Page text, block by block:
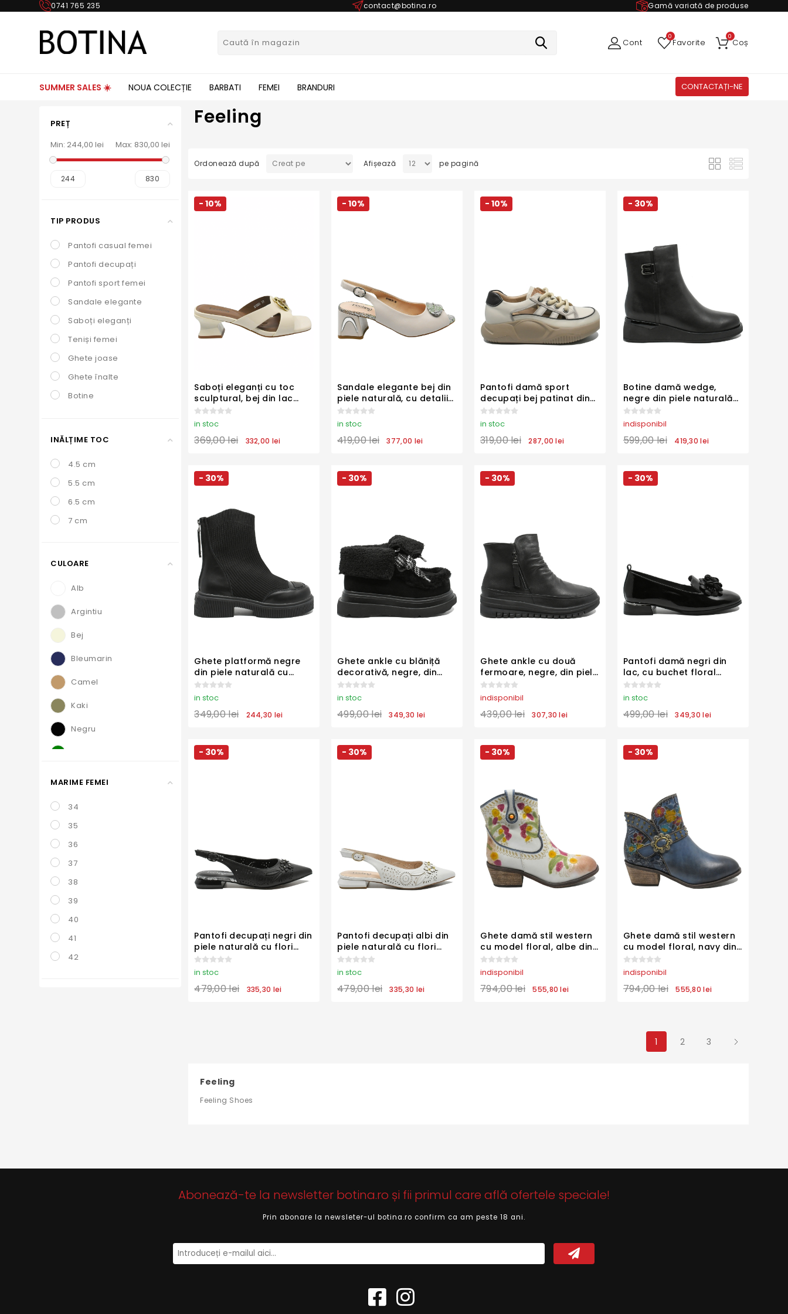
0741 765 235 contact@botina.ro Gamă variată de produse
Cont Favorite
0
Coș
0
SUMMER SALES ☀️ NOUA COLECȚIE BARBATI FEMEI BRANDURI CONTACTAȚI-NE
PREȚ
Min: 244,00 lei Max: 830,00 lei
244 830
TIP PRODUS
Pantofi casual femei
Pantofi decupați
Pantofi sport femei
Sandale elegante
Saboți eleganți
Teniși femei
Ghete joase
Ghete înalte
Botine
INĂLȚIME TOC
4.5 cm
5.5 cm
6.5 cm
7 cm
CULOARE
Alb
Argintiu
Bej
Bleumarin
Camel
Kaki
Negru
MARIME FEMEI
34
35
36
37
38
39
40
41
42
Feeling
Ordonează după Afișează pe pagină
- 10%
Saboți eleganți cu toc
sculptural, bej din lac
FLG31080
in stoc
369,00 lei 332,00 lei
- 10%
Sandale elegante bej din
piele naturală, cu detalii
accent FLG502
in stoc
419,00 lei 377,00 lei
- 10%
Pantofi damă sport
decupați bej patinat din
piele naturală FLG68883
in stoc
319,00 lei 287,00 lei
- 30%
Botine damă wedge,
negre din piele naturală
FLGH1102
indisponibil
599,00 lei 419,30 lei
- 30%
Ghete platformă negre
din piele naturală cu
carâmb textil FLG7199
in stoc
349,00 lei 244,30 lei
- 30%
Ghete ankle cu blăniță
decorativă, negre, din
piele întoarsă FLGM821
in stoc
499,00 lei 349,30 lei
- 30%
Ghete ankle cu două
fermoare, negre, din piele
naturală FLG1066
indisponibil
439,00 lei 307,30 lei
- 30%
Pantofi damă negri din
lac, cu buchet floral
FLG3426
in stoc
499,00 lei 349,30 lei
- 30%
Pantofi decupați negri din
piele naturală cu flori
aplicate FLG25-034
in stoc
479,00 lei 335,30 lei
- 30%
Pantofi decupați albi din
piele naturală cu flori
aplicate FLG25-034
in stoc
479,00 lei 335,30 lei
- 30%
Ghete damă stil western
cu model floral, albe din
piele naturală FLGZM766-
41
indisponibil
794,00 lei 555,80 lei
- 30%
Ghete damă stil western
cu model floral, navy din
piele naturală FLGZM766-
50
indisponibil
794,00 lei 555,80 lei
1 2 3
Feeling
Feeling Shoes
Abonează-te la newsletter botina.ro și fii primul care află ofertele speciale!
Prin abonare la newsleter-ul botina.ro confirm ca am peste 18 ani.